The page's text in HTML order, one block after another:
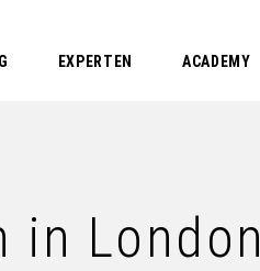
EXPERTEN ACADEMY
in London